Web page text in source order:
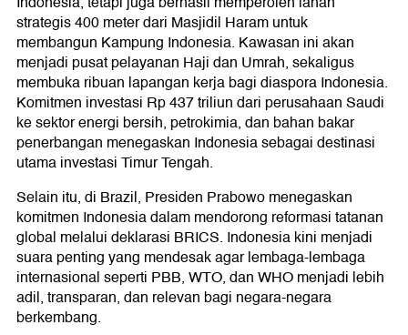
strategis 400 meter dari Masjidil Haram untuk
membangun Kampung Indonesia. Kawasan ini akan
menjadi pusat pelayanan Haji dan Umrah, sekaligus
membuka ribuan lapangan kerja bagi diaspora Indonesia.
Komitmen investasi Rp 437 triliun dari perusahaan Saudi
ke sektor energi bersih, petrokimia, dan bahan bakar
penerbangan menegaskan Indonesia sebagai destinasi
utama investasi Timur Tengah.
Selain itu, di Brazil, Presiden Prabowo menegaskan
komitmen Indonesia dalam mendorong reformasi tatanan
global melalui deklarasi BRICS. Indonesia kini menjadi
suara penting yang mendesak agar lembaga-lembaga
internasional seperti PBB, WTO, dan WHO menjadi lebih
adil, transparan, dan relevan bagi negara-negara
berkembang.